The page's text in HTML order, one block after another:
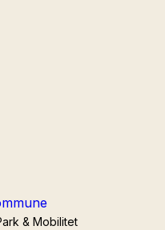
& Mobilitet